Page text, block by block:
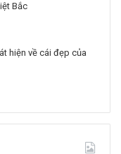
Bắc
hiện về cái đẹp của